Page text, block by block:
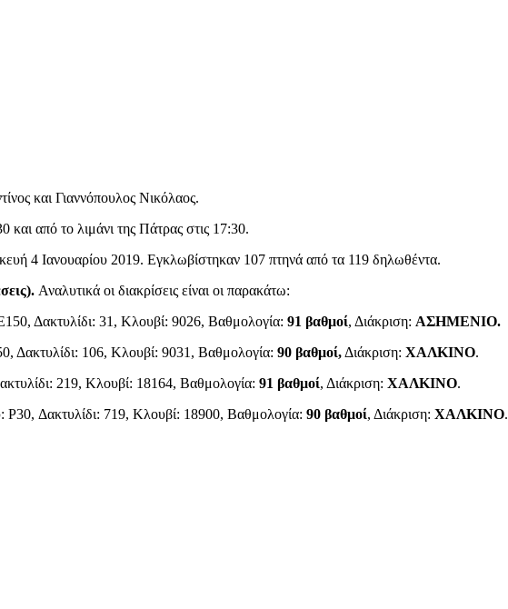
και Γιαννόπουλος Νικόλαος.
από το λιμάνι της Πάτρας στις 17:30.
4 Ιανουαρίου 2019. Εγκλωβίστηκαν 107 πτηνά από τα 119 δηλωθέντα.
Αναλυτικά οι διακρίσεις είναι οι παρακάτω:
Δακτυλίδι: 31, Κλουβί: 9026, Βαθμολογία: 91 βαθμοί, Διάκριση: ΑΣΗΜΕΝΙΟ.
106, Κλουβί: 9031, Βαθμολογία: 90 βαθμοί, Διάκριση: ΧΑΛΚΙΝΟ.
219, Κλουβί: 18164, Βαθμολογία: 91 βαθμοί, Διάκριση: ΧΑΛΚΙΝΟ.
Δακτυλίδι: 719, Κλουβί: 18900, Βαθμολογία: 90 βαθμοί, Διάκριση: ΧΑΛΚΙΝΟ.